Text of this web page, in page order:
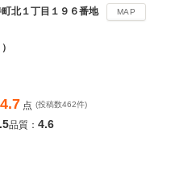
北１丁目１９６番地 MAP
4.7 点 (投稿数462件)
品質： 4.6